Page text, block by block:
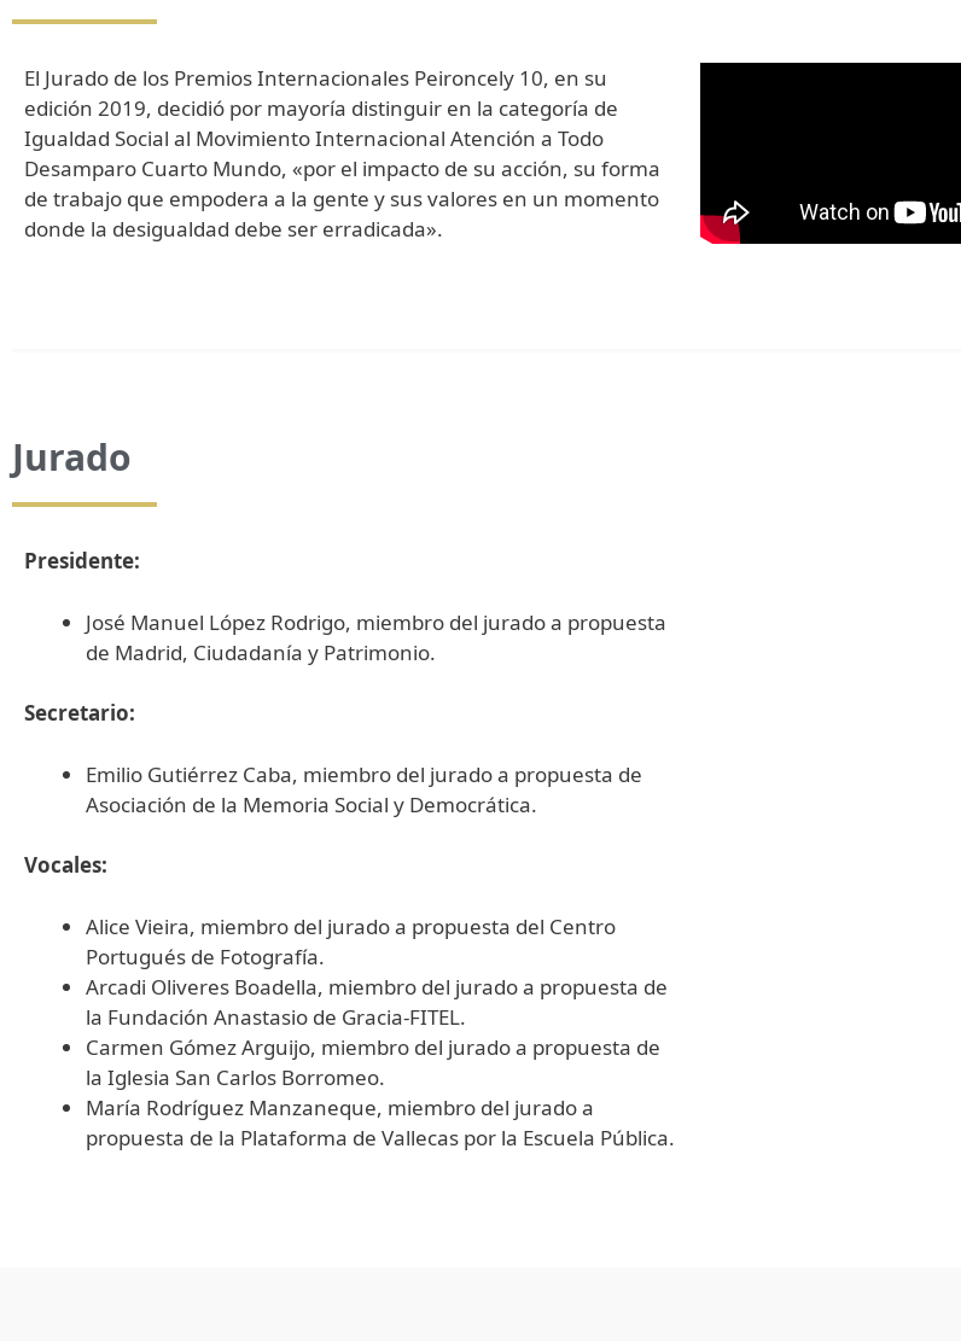
El Jurado de los Premios Internacionales Peironcely 10, en su
edición 2019, decidió por mayoría distinguir en la categoría de
Igualdad Social al Movimiento Internacional Atención a Todo
Desamparo Cuarto Mundo, «por el impacto de su acción, su forma
de trabajo que empodera a la gente y sus valores en un momento
donde la desigualdad debe ser erradicada».
Jurado
Presidente:
José Manuel López Rodrigo, miembro del jurado a propuesta
de Madrid, Ciudadanía y Patrimonio.
Secretario:
Emilio Gutiérrez Caba, miembro del jurado a propuesta de
Asociación de la Memoria Social y Democrática.
Vocales:
Alice Vieira, miembro del jurado a propuesta del Centro
Portugués de Fotografía.
Arcadi Oliveres Boadella, miembro del jurado a propuesta de
la Fundación Anastasio de Gracia-FITEL.
Carmen Gómez Arguijo, miembro del jurado a propuesta de
la Iglesia San Carlos Borromeo.
María Rodríguez Manzaneque, miembro del jurado a
propuesta de la Plataforma de Vallecas por la Escuela Pública.